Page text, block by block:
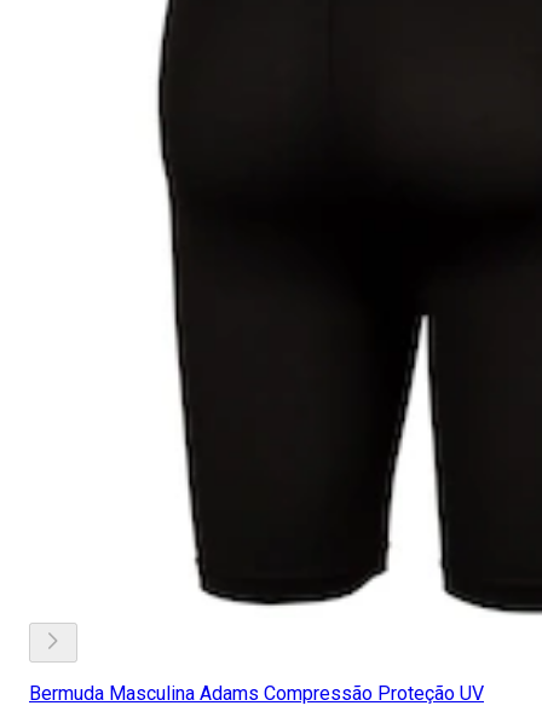
Bermuda Masculina Adams Compressão Proteção UV